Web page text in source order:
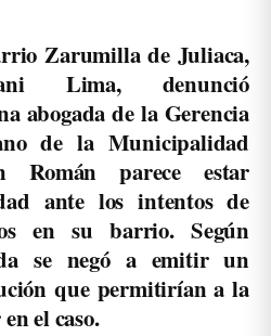
Zarumilla de Juliaca,
Lima, denunció
abogada de la Gerencia
de la Municipalidad
Román parece estar
ante los intentos de
en su barrio. Según
se negó a emitir un
que permitirían a la
el caso.